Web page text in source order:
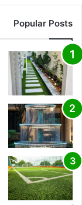
Popular Posts